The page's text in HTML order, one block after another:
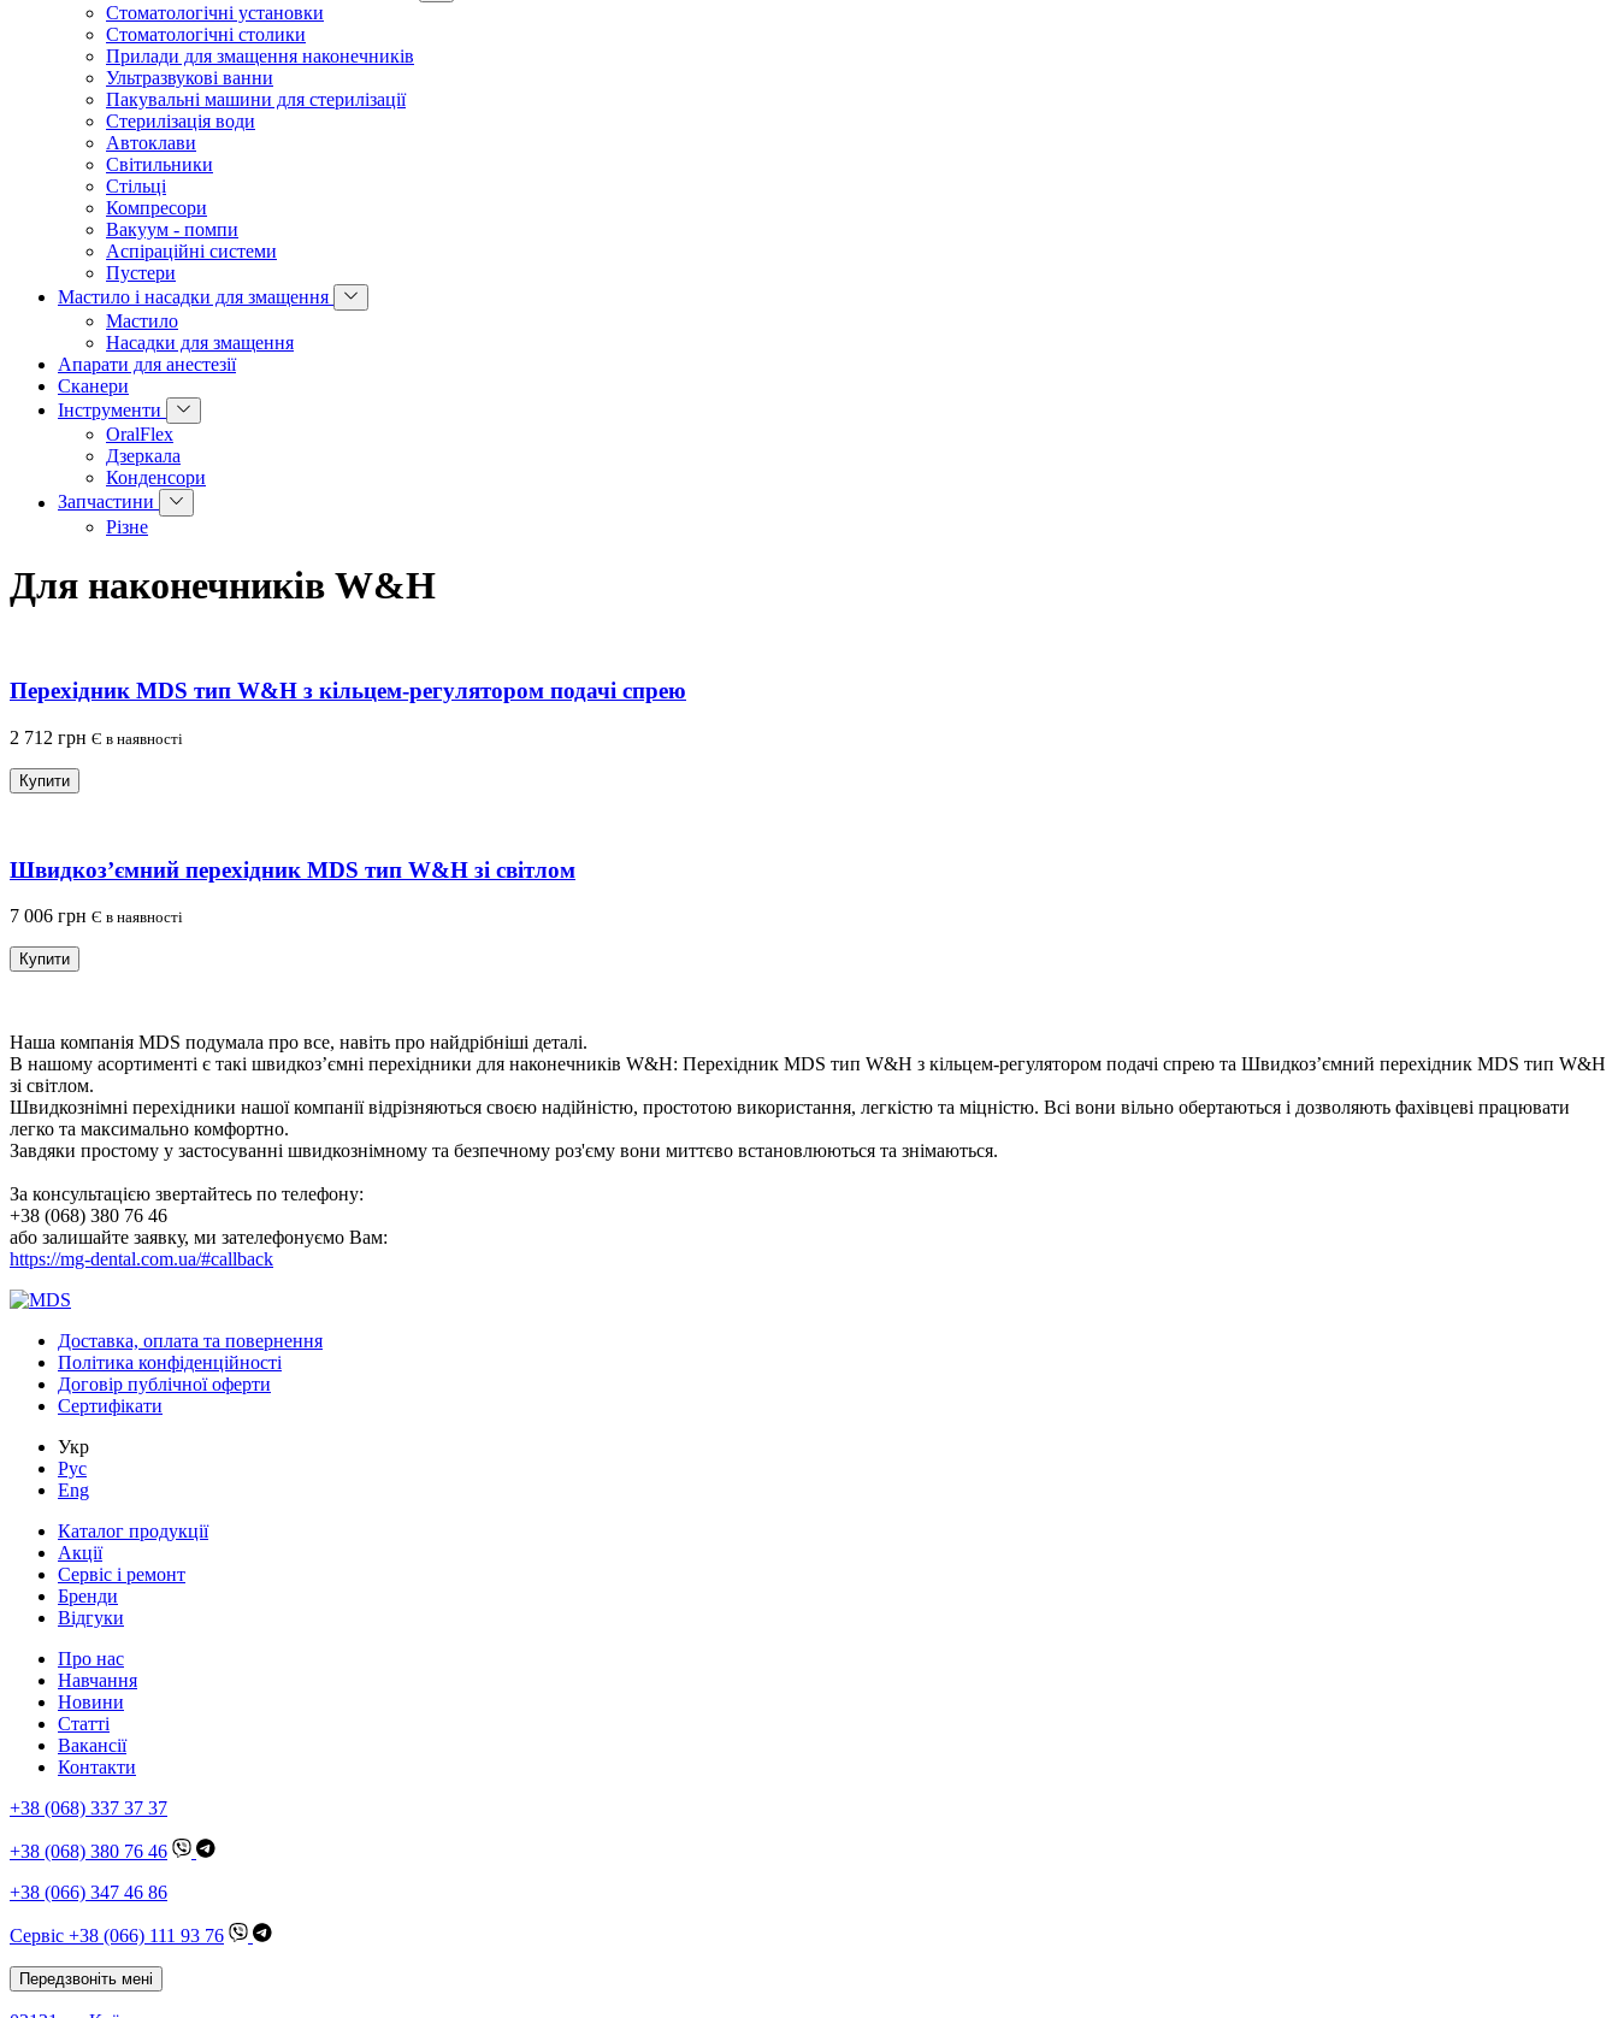
Стоматологічні установки
Стоматологічні столики
Прилади для змащення наконечників
Ультразвукові ванни
Пакувальні машини для стерилізації
Стерилізація води
Автоклави
Світильники
Cтільці
Компресори
Вакуум - помпи
Аспіраційні системи
Пустери
Мастило і насадки для змащення
Мастило
Насадки для змащення
Апарати для анестезії
Сканери
Інструменти
OralFlex
Дзеркала
Конденсори
Запчастини
Різне
Для наконечників W&H
Перехідник MDS тип W&H з кільцем-регулятором подачі спрею
2 712 грн Є в наявності
Купити
Швидкоз’ємний перехідник MDS тип W&H зі світлом
7 006 грн Є в наявності
Купити
Наша компанія MDS подумала про все, навіть про найдрібніші деталі.
В нашому асортименті є такі швидкоз’ємні перехідники для наконечників W&H: Перехідник MDS тип W&H з кільцем-регулятором подачі спрею та Швидкоз’ємний перехідник MDS тип W&H
зі світлом.
Швидкознімні перехідники нашої компанії відрізняються своєю надійністю, простотою використання, легкістю та міцністю. Всі вони вільно обертаються і дозволяють фахівцеві працювати
легко та максимально комфортно.
Завдяки простому у застосуванні швидкознімному та безпечному роз'єму вони миттєво встановлюються та знімаються.
За консультацією звертайтесь по телефону:
+38 (068) 380 76 46
або залишайте заявку, ми зателефонуємо Вам:
https://mg-dental.com.ua/#callback
Доставка, оплата та повернення
Політика конфіденційності
Договір публічної оферти
Сертифікати
Укр
Рус
Eng
Каталог продукції
Акції
Сервіс і ремонт
Бренди
Відгуки
Про нас
Навчання
Новини
Статті
Вакансії
Контакти
+38 (068) 337 37 37
+38 (068) 380 76 46
+38 (066) 347 46 86
Сервіс +38 (066) 111 93 76
Передзвоніть мені